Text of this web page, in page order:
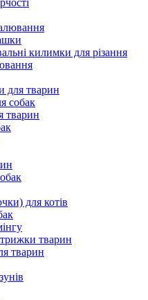
килимки для різання
для тварин
собак
тварин
для котів
тварин
тварин